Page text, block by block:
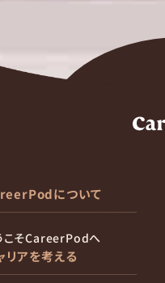
について
こそCareerPodへ
リアを考える